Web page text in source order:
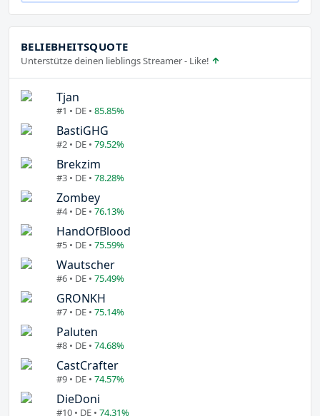
BELIEBHEITSQUOTE
Unterstütze deinen lieblings Streamer - Like!
Tjan
#1 • DE • 85.85%
BastiGHG
#2 • DE • 79.52%
Brekzim
#3 • DE • 78.28%
Zombey
#4 • DE • 76.13%
HandOfBlood
#5 • DE • 75.59%
Wautscher
#6 • DE • 75.49%
GRONKH
#7 • DE • 75.14%
Paluten
#8 • DE • 74.68%
CastCrafter
#9 • DE • 74.57%
DieDoni
#10 • DE • 74.31%